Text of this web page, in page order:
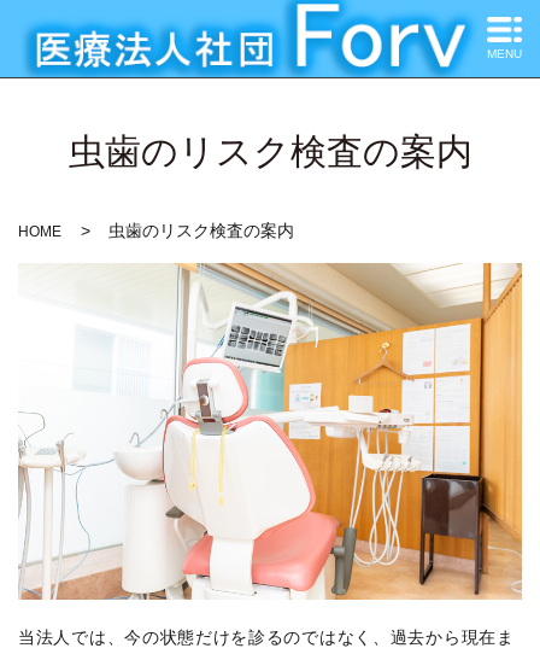
MENU
虫歯のリスク検査の案内
HOME 虫歯のリスク検査の案内
当法人では、今の状態だけを診るのではなく、過去から現在ま